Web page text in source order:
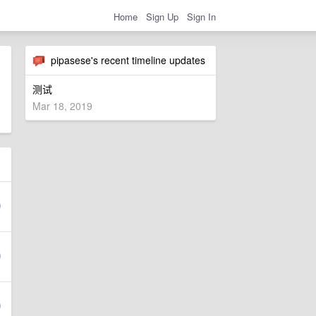
Home Sign Up Sign In
pipasese's recent timeline updates
测试
Mar 18, 2019